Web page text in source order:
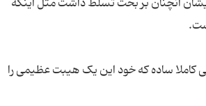
آنچنان بر بحث تسلط داشت مثل اینکه
کاملا ساده که خود این یک هیبت عظیمی را